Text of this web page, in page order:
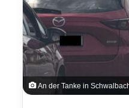
An der Tanke in